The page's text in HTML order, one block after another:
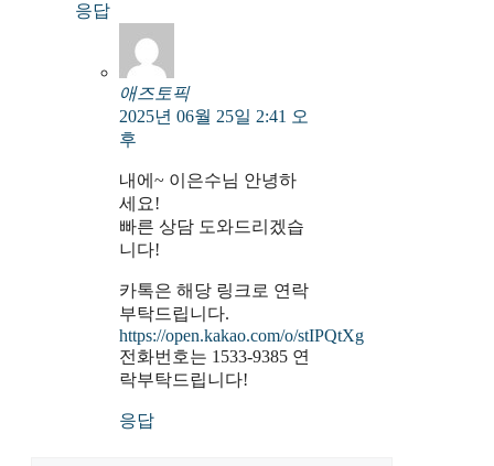
응답
애즈토픽
2025년 06월 25일 2:41 오
후
내에~ 이은수님 안녕하
세요!
빠른 상담 도와드리겠습
니다!
카톡은 해당 링크로 연락
부탁드립니다.
https://open.kakao.com/o/stIPQtXg
전화번호는 1533-9385 연
락부탁드립니다!
응답